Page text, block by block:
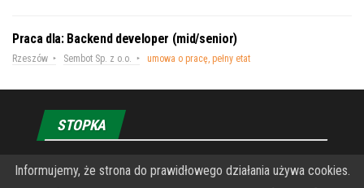
Praca dla: Backend developer (mid/senior)
Rzeszów Sembot Sp. z o.o. umowa o pracę, pełny etat
STOPKA
O Fundacji PRZEkarpacie
Informujemy, że strona do prawidłowego działania używa cookies.